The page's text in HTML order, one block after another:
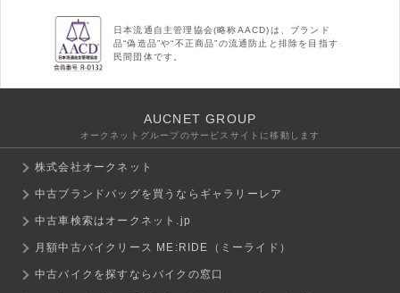
日本流通自主管理協会(略称AACD)は、ブランド
品“偽造品”や“不正商品”の流通防止と排除を目指す
民間団体です。
AUCNET GROUP
オークネットグループのサービスサイトに移動します
株式会社オークネット
中古ブランドバッグを買うならギャラリーレア
中古車検索はオークネット.jp
月額中古バイクリース ME:RIDE（ミーライド）
中古バイクを探すならバイクの窓口